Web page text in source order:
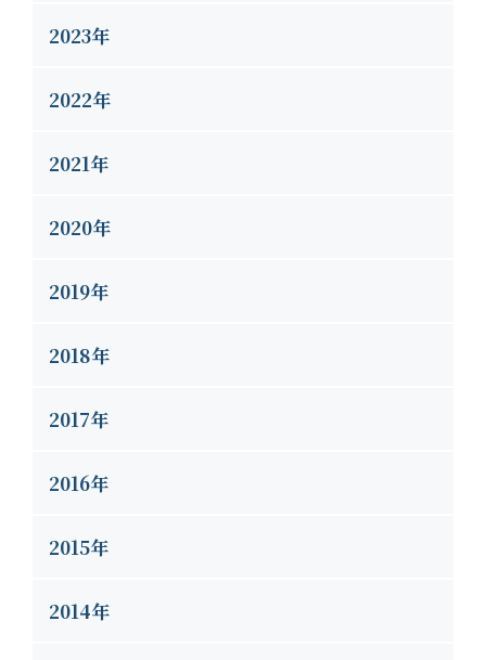
2023年
2022年
2021年
2020年
2019年
2018年
2017年
2016年
2015年
2014年